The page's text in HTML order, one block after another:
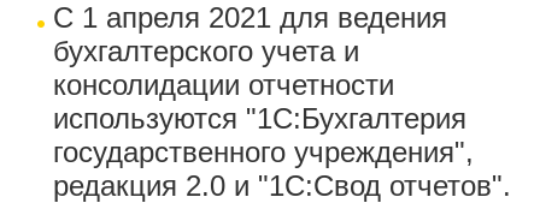
С 1 апреля 2021 для ведения
бухгалтерского учета и
консолидации отчетности
используются "1С:Бухгалтерия
государственного учреждения",
редакция 2.0 и "1С:Свод отчетов".